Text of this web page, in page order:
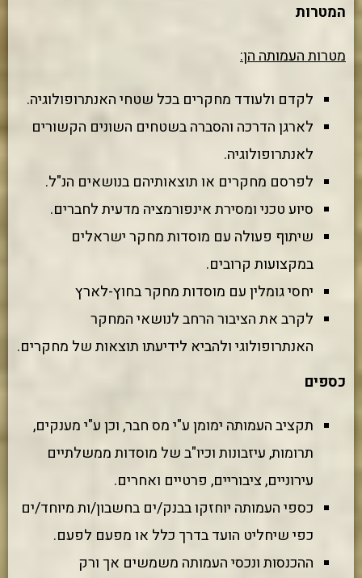
המטרות
מטרות העמותה הן:
לקדם ולעודד מחקרים בכל שטחי האנתרופולוגיה.
לארגן הדרכה והסברה בשטחים השונים הקשורים
לאנתרופולוגיה.
לפרסם מחקרים או תוצאותיהם בנושאים הנ"ל.
סיוע טכני ומסירת אינפורמציה מדעית לחברים.
שיתוף פעולה עם מוסדות מחקר ישראלים
במקצועות קרובים.
יחסי גומלין עם מוסדות מחקר בחוץ-לארץ
לקרב את הציבור הרחב לנושאי המחקר
האנתרופולוגי ולהביא לידיעתו תוצאות של מחקרים.
כספים
תקציב העמותה ימומן ע"י מס חבר, וכן ע"י מענקים,
תרומות, עיזבונות וכיו"ב של מוסדות ממשלתיים
עירוניים, ציבוריים, פרטיים ואחרים.
כספי העמותה יוחזקו בבנק/ים בחשבון/ות מיוחד/ים
כפי שיחליט הועד בדרך כלל או מפעם לפעם.
ההכנסות ונכסי העמותה משמשים אך ורק